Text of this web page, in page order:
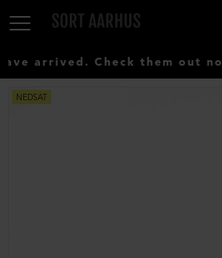
arrived. Check them out now
NEDSAT